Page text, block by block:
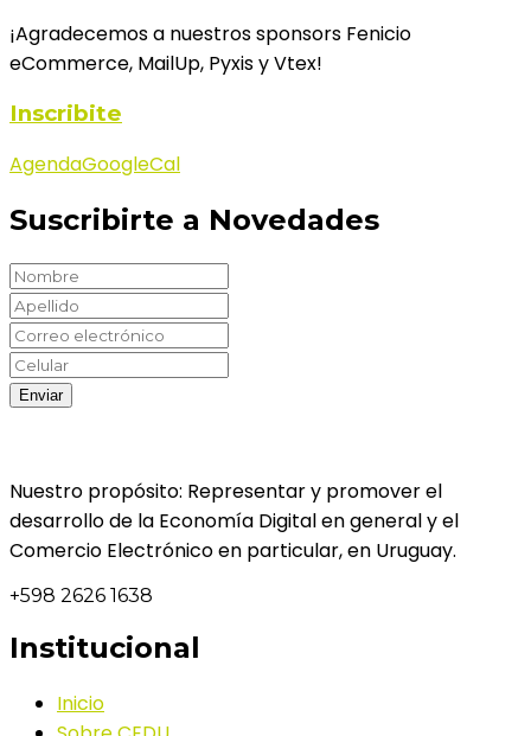
¡Agradecemos a nuestros sponsors Fenicio
eCommerce, MailUp, Pyxis y Vtex!
Inscribite
AgendaGoogleCal
Suscribirte a Novedades
Nuestro propósito: Representar y promover el
desarrollo de la Economía Digital en general y el
Comercio Electrónico en particular, en Uruguay.
+598 2626 1638
Institucional
Inicio